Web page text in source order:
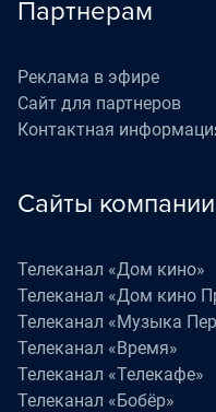
Партнерам
Реклама в эфире
Сайт для партнеров
Контактная
Сайты компании
Телеканал «Дом кино»
Телеканал «Дом кино
Телеканал «Музыка
Телеканал «Время»
Телеканал «Телекафе»
Телеканал «Бобёр»